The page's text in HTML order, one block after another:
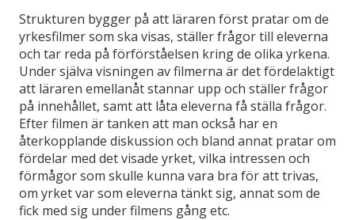
Strukturen bygger på att läraren först pratar om de
yrkesfilmer som ska visas, ställer frågor till eleverna
och tar reda på förförståelsen kring de olika yrkena.
Under själva visningen av filmerna är det fördelaktigt
att läraren emellanåt stannar upp och ställer frågor
på innehållet, samt att låta eleverna få ställa frågor.
Efter filmen är tanken att man också har en
återkopplande diskussion och bland annat pratar om
fördelar med det visade yrket, vilka intressen och
förmågor som skulle kunna vara bra för att trivas,
om yrket var som eleverna tänkt sig, annat som de
fick med sig under filmens gång etc.